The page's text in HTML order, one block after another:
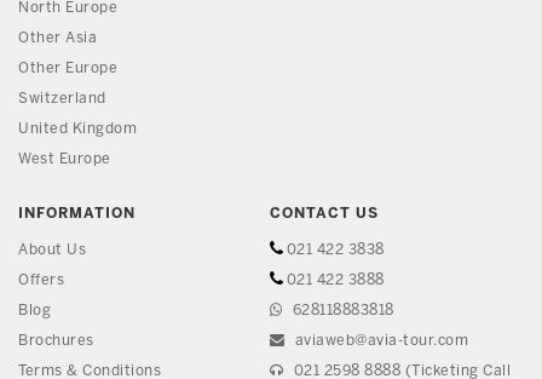
North Europe
Other Asia
Other Europe
Switzerland
United Kingdom
West Europe
INFORMATION
About Us
Offers
Blog
Brochures
Terms & Conditions
CONTACT US
021 422 3838
021 422 3888
628118883818
aviaweb@avia-tour.com
021 2598 8888 (Ticketing Call